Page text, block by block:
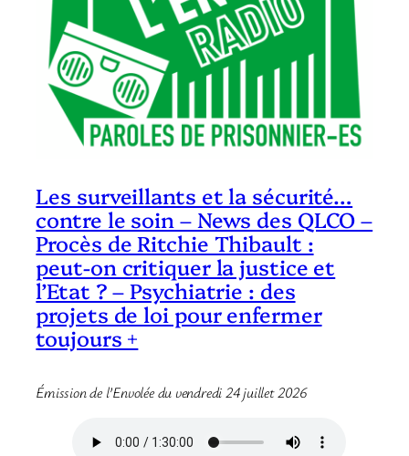
Les surveillants et la sécurité…
contre le soin – News des QLCO –
Procès de Ritchie Thibault :
peut-on critiquer la justice et
l’Etat ? – Psychiatrie : des
projets de loi pour enfermer
toujours +
Émission de l’Envolée du vendredi 24 juillet 2026